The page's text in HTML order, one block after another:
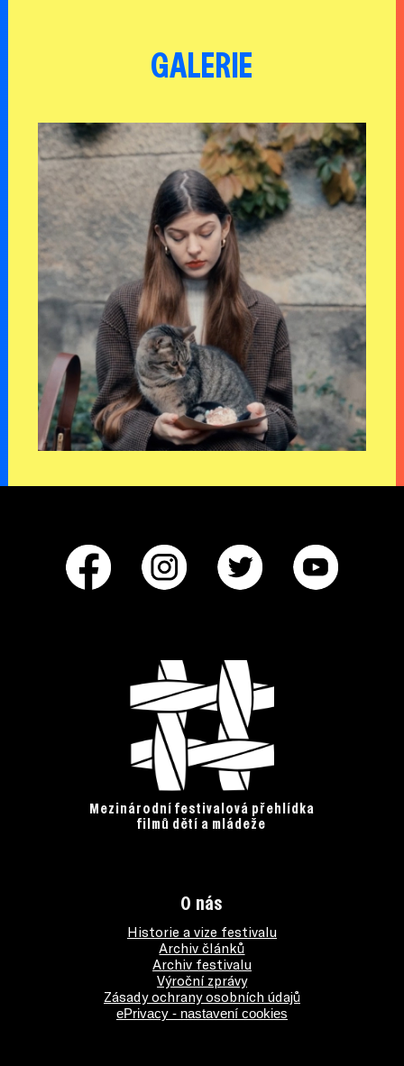
GALERIE
Mezinárodní festivalová přehlídka
filmů dětí a mládeže
O nás
Historie a vize festivalu
Archiv článků
Archiv festivalu
Výroční zprávy
Zásady ochrany osobních údajů
ePrivacy - nastavení cookies